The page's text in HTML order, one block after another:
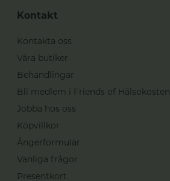
Kontakt
Kontakta oss
Våra butiker
Behandlingar
Bli medlem i Friends of Hälsokosten
Jobba hos oss
Köpvillkor
Ångerformulär
Vanliga frågor
Presentkort